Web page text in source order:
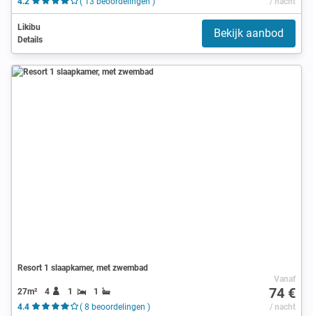
Likibu
Details
Bekijk aanbod
Resort 1 slaapkamer, met zwembad
27m² 4 1
1
4.4
( 8 beoordelingen )
Vanaf
74 €
/ nacht